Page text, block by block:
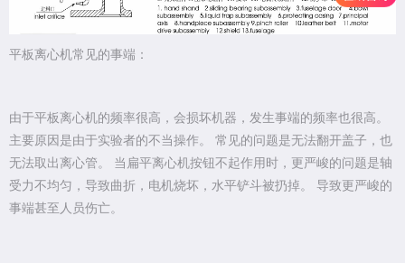
平板离心机常见的事端：
由于平板离心机的频率很高，会损坏机器，发生事端的频率也很高。
主要原因是由于实验者的不当操作。 常见的问题是无法翻开盖子，也
无法取出离心管。 当扁平离心机按钮不起作用时，更严峻的问题是轴
受力不均匀，导致曲折，电机烧坏，水平铲斗被扔掉。 导致更严峻的
事端甚至人员伤亡。